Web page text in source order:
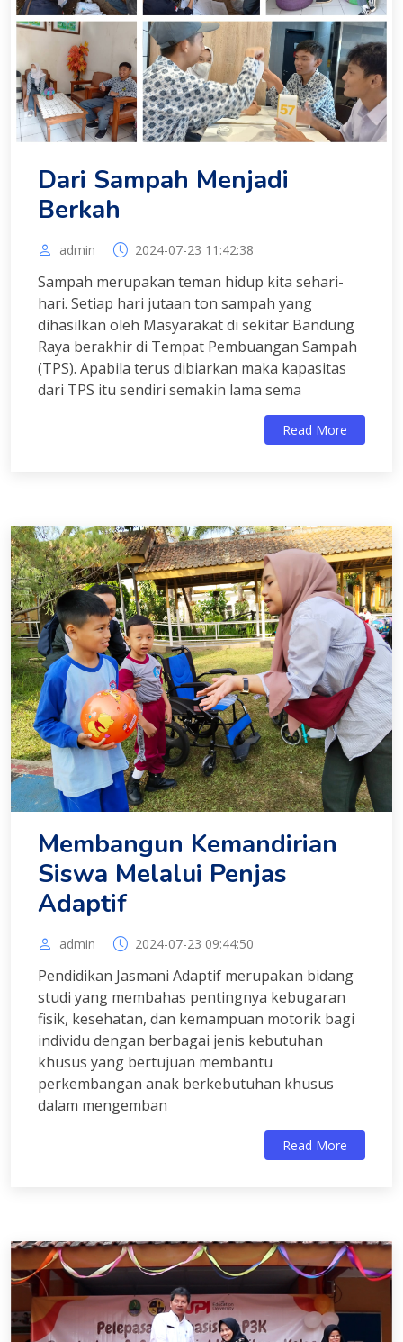
Dari Sampah Menjadi
Berkah
admin 2024-07-23 11:42:38
Sampah merupakan teman hidup kita sehari-
hari. Setiap hari jutaan ton sampah yang
dihasilkan oleh Masyarakat di sekitar Bandung
Raya berakhir di Tempat Pembuangan Sampah
(TPS). Apabila terus dibiarkan maka kapasitas
dari TPS itu sendiri semakin lama sema
Read More
Membangun Kemandirian
Siswa Melalui Penjas
Adaptif
admin 2024-07-23 09:44:50
Pendidikan Jasmani Adaptif merupakan bidang
studi yang membahas pentingnya kebugaran
fisik, kesehatan, dan kemampuan motorik bagi
individu dengan berbagai jenis kebutuhan
khusus yang bertujuan membantu
perkembangan anak berkebutuhan khusus
dalam mengemban
Read More